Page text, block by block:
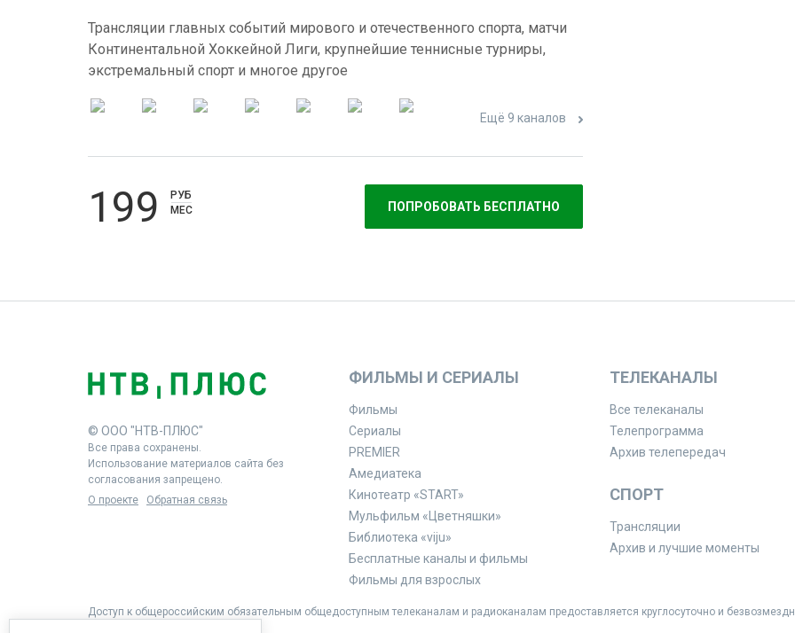
Трансляции главных событий мирового и отечественного спорта, матчи
Континентальной Хоккейной Лиги, крупнейшие теннисные турниры,
экстремальный спорт и многое другое
Ещё 9 каналов
199
РУБ
МЕС
ПОПРОБОВАТЬ БЕСПЛАТНО
© ООО "НТВ-ПЛЮС"
Все права сохранены.
Использование материалов сайта без
согласования запрещено.
О проекте
Обратная связь
ФИЛЬМЫ И СЕРИАЛЫ
Фильмы
Сериалы
PREMIER
Амедиатека
Кинотеатр «START»
Мульфильм «Цветняшки»
Библиотека «viju»
Бесплатные каналы и фильмы
Фильмы для взрослых
ТЕЛЕКАНАЛЫ
Все телеканалы
Телепрограмма
Архив телепередач
СПОРТ
Трансляции
Архив и лучшие моменты
Доступ к общероссийским обязательным общедоступным телеканалам и радиоканалам предоставляется круглосуточно и